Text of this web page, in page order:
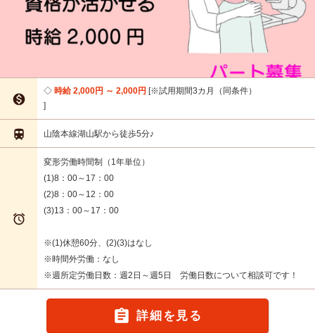

時給 2,000円 ～ 2,000円 ※試用期間3カ月（同条件）
 山陰本線湖山駅から徒歩5分♪

変形労働時間制（1年単位）
(1)8：00～17：00
(2)8：00～12：00
(3)13：00～17：00
※(1)休憩60分、(2)(3)はなし
※時間外労働：なし
※週所定労働日数：週2日～週5日 労働日数について相談可です！
 詳細を見る